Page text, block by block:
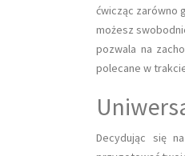
ćwicząc zarówno
możesz
pozwala na
polecane w
Decydując się
Siatkówka Równie